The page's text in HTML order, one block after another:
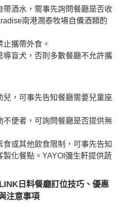
帶酒水，需事先詢問餐廳是否收
南港潤泰牧場自備酒類酌
止攜帶外食。
導盲犬，否則多數餐廳不允許攜
兒，可事先告知餐廳需要兒童座
不便者，可詢問餐廳是否提供無
食或其他飲食限制，可事先告知
化餐點。YAYOI彌生軒提供蔬
日料餐廳訂位技巧、優惠
注意事項